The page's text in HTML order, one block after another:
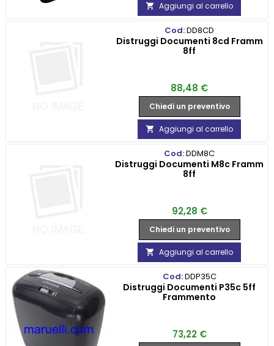
 Aggiungi al carrello
Cod:DD8CD
Distruggi Documenti 8cd Framm
8ff
Prezzo
88,48 €
Chiedi un preventivo
 Aggiungi al carrello
Cod:DDM8C
Distruggi Documenti M8c Framm
8ff
Prezzo
92,28 €
Chiedi un preventivo
 Aggiungi al carrello
Cod:DDP35C
Distruggi Documenti P35c 5ff
Frammento
Prezzo
73,22 €